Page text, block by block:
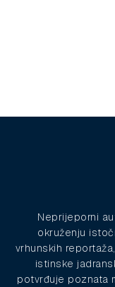
Neprijeporni
okruženju
vrhunskih
istinske
potvrđuje poznata